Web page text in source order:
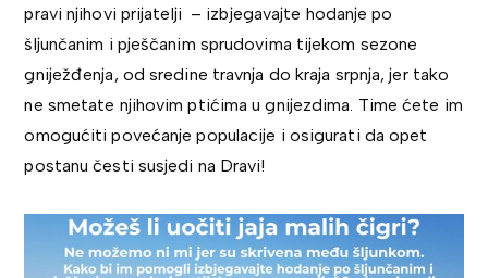
pravi njihovi prijatelji – izbjegavajte hodanje po
šljunčanim i pješčanim sprudovima tijekom sezone
gniježđenja, od sredine travnja do kraja srpnja, jer tako
ne smetate njihovim ptićima u gnijezdima. Time ćete im
omogućiti povećanje populacije i osigurati da opet
postanu česti susjedi na Dravi!